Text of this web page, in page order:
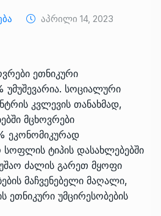
Აპრილი 14, 2023
ეთნიკური
უმუშევარია. სოციალური
კვლევის თანახმად,
მცხოვრები
ეკონომიკურად
ტიპის დასახლებებში
ძალის გარეთ მყოფი
მაჩვენებელი მაღალი,
ეთნიკური უმცირესობების